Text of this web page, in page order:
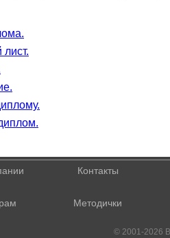
Контакты
Методички
© 2001-2026